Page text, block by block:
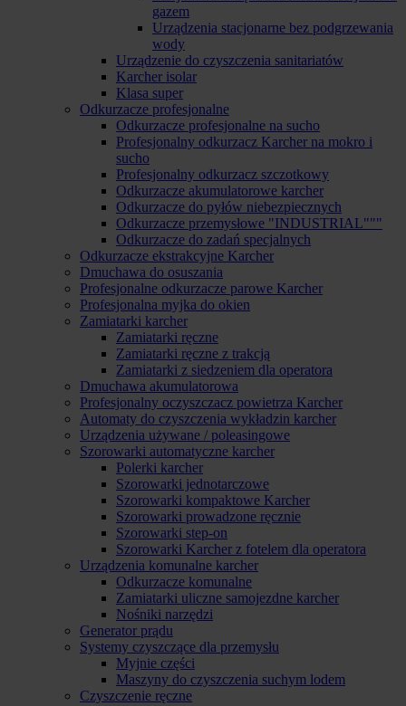
gazem
Urządzenia stacjonarne bez podgrzewania
wody
Urządzenie do czyszczenia sanitariatów
Karcher isolar
Klasa super
Odkurzacze profesjonalne
Odkurzacze profesjonalne na sucho
Profesjonalny odkurzacz Karcher na mokro i
sucho
Profesjonalny odkurzacz szczotkowy
Odkurzacze akumulatorowe karcher
Odkurzacze do pyłów niebezpiecznych
Odkurzacze przemysłowe "INDUSTRIAL"""
Odkurzacze do zadań specjalnych
Odkurzacze ekstrakcyjne Karcher
Dmuchawa do osuszania
Profesjonalne odkurzacze parowe Karcher
Profesjonalna myjka do okien
Zamiatarki karcher
Zamiatarki ręczne
Zamiatarki ręczne z trakcją
Zamiatarki z siedzeniem dla operatora
Dmuchawa akumulatorowa
Profesjonalny oczyszczacz powietrza Karcher
Automaty do czyszczenia wykładzin karcher
Urządzenia używane / poleasingowe
Szorowarki automatyczne karcher
Polerki karcher
Szorowarki jednotarczowe
Szorowarki kompaktowe Karcher
Szorowarki prowadzone ręcznie
Szorowarki step-on
Szorowarki Karcher z fotelem dla operatora
Urządzenia komunalne karcher
Odkurzacze komunalne
Zamiatarki uliczne samojezdne karcher
Nośniki narzędzi
Generator prądu
Systemy czyszczące dla przemysłu
Myjnie części
Maszyny do czyszczenia suchym lodem
Czyszczenie ręczne